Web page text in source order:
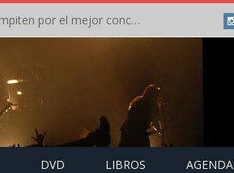
Crónica: In Flames y The Baboon Show compiten por el mejor concierto del día en el Leyendas del Rock – Viernes – Agosto 2026
DVD LIBROS AGENDA